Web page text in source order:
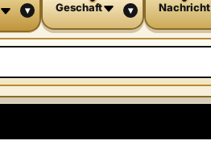
▾ Geschaft ▾ Nachricht